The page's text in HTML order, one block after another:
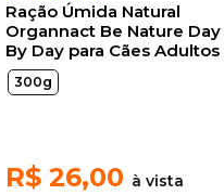
Ração Úmida Natural
Organnact Be Nature Day
By Day para Cães Adultos
Sabor Carne Bovina, Batata
Doce e Abóbora 300g
300g
R$ 26,00